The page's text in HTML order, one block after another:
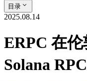
目录
2025.08.14
ERPC 在
Solana